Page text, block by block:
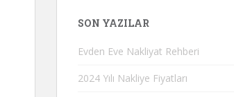
SON YAZILAR
Evden Eve Nakliyat Rehberi
2024 Yılı Nakliye Fiyatları